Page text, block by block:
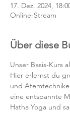
17. Dez. 2024,
Online-Stream
Über diese
Unser Basis-Kurs
Hier erlernst du
und
eine entspannte
Hatha Yoga und